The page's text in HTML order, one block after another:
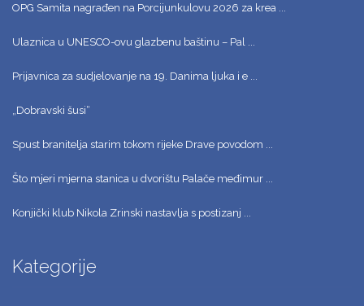
OPG Samita nagrađen na Porcijunkulovu 2026 za krea ...
Ulaznica u UNESCO-ovu glazbenu baštinu – Pal ...
Prijavnica za sudjelovanje na 19. Danima ljuka i e ...
„Dobravski šusi“
Spust branitelja starim tokom rijeke Drave povodom ...
Što mjeri mjerna stanica u dvorištu Palače međimur ...
Konjički klub Nikola Zrinski nastavlja s postizanj ...
Kategorije